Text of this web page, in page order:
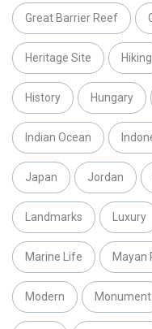
Great Barrier Reef
Heritage Site Hiking
History Hungary
Indian Ocean
Japan Jordan
Landmarks Luxury
Marine Life Mayan
Modern Monument